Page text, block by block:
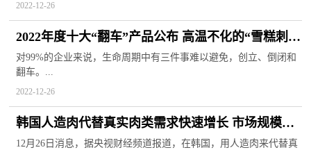
2022-12-26
2022年度十大“翻车”产品公布 高温不化的“雪糕刺
客”位列第一
对99%的企业来说，生命周期中有三件事难以避免，创立、倒闭和
翻车。...
2022-12-26
韩国人造肉代替真实肉类需求快速增长 市场规模或
将同比增长近三成
12月26日消息，据央视财经频道报道，在韩国，用人造肉来代替真